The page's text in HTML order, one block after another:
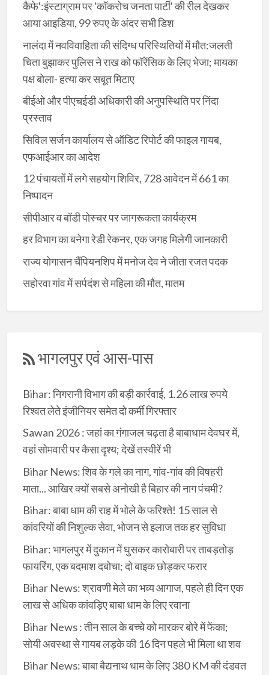
कैफे':इंस्टाग्राम पर 'कॉकरोच जनता पार्टी' की रील देखकर
आया आइडिया, 99 रुपए के अंदर सभी डिश
नालंदा में नवविवाहिता की संदिग्ध परिस्थितियों में मौत:जलती
चिता बुझाकर पुलिस ने राख को फॉरेंसिक के लिए भेजा; मायका
पक्ष बोला- हत्या कर सबूत मिटाए
बीईओ और पीएचईडी अधिकारी की अनुपस्थिति पर निंदा
प्रस्ताव
सिविल सर्जन कार्यालय से ऑडिट रिपोर्ट की फाइल गायब,
एफआईआर का आदेश
12 पंचायतों में लगे सहयोग शिविर, 728 आवेदन में 661 का
निष्पादन
सीपीआर व बॉडी पोस्चर पर जागरूकता कार्यक्रम
हर विभाग का बनेगा रेडी रेकनर, एक जगह मिलेगी जानकारी
राज्य योगासन चैंपियनशिप में मनोज देव ने जीता रजत पदक
सहोरवा गांव में सर्पदंश से महिला की मौत, मातम
भागलपुर एवं आस-पास
Bihar: निगरानी विभाग की बड़ी कार्रवाई, 1.26 लाख रुपये
रिश्वत लेते इंजीनियर समेत दो कर्मी गिरफ्तार
Sawan 2026 : जहां का गंगाजल चढ़ता है बाबाधाम देवघर में,
वहां सोमवारी पर कैसा दृश्य; देखें तस्वीरें भी
Bihar News: शिव के गले का नाग, गांव-गांव की विषहरी
माता... आखिर क्यों सबसे अनोखी है बिहार की नाग पंचमी?
Bihar: बाबा धाम की राह में भोले के फरिश्ते! 15 साल से
कांवरियों की निशुल्क सेवा, भोजन से इलाज तक हर सुविधा
Bihar: भागलपुर में दुकान में घुसकर कारोबारी पर ताबड़तोड़
फायरिंग, एक बदमाश दबोचा; दो बाइक छोड़कर फरार
Bihar News: श्रावणी मेले का भव्य आगाज, पहले ही दिन एक
लाख से अधिक कांवड़िए बाबा धाम के लिए रवाना
Bihar News : तीन साल के बच्चे को मारकर बोरे में फेंका;
सोयी अवस्था से गायब लड़के की 16 दिन पहले भी मिला था शव
Bihar News: बाबा बैद्यनाथ धाम के लिए 380 KM की दंडवत